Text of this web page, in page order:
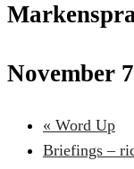
November
« Word Up
Briefings –